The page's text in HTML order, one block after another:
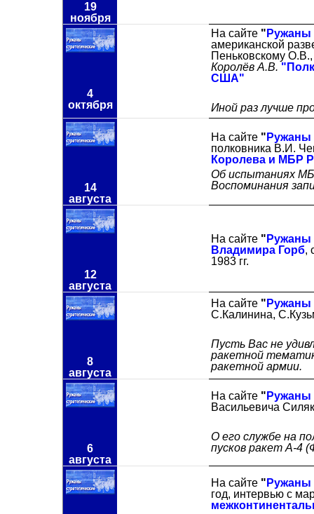
19
ноября
4
октября
На сайте " Ружаны
американской
Пеньковскому
Королёв А.В.
США"
Иной раз лучше
14
августа
На сайте " Ружаны
полковника В.И.
Королева и МБР
Об испытаниях
Воспоминания
12
августа
На сайте " Ружаны
Владимира Горб,
1983 гг.
8
августа
На сайте " Ружаны
С.Калинина,
Пусть Вас не
ракетной
ракетной армии.
6
августа
На сайте " Ружаны
Васильевича
О его службе на
пусков ракет А-4
На сайте " Ружаны
год, интервью с